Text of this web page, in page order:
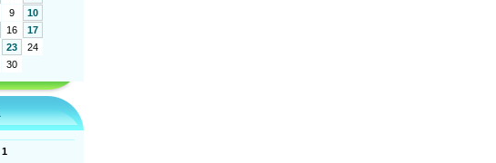
9
10
16
17
23
24
30
1